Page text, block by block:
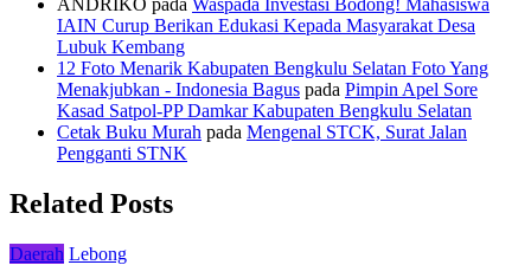
ANDRIKO pada Waspada Investasi Bodong! Mahasiswa
IAIN Curup Berikan Edukasi Kepada Masyarakat Desa
Lubuk Kembang
12 Foto Menarik Kabupaten Bengkulu Selatan Foto Yang
Menakjubkan - Indonesia Bagus pada Pimpin Apel Sore
Kasad Satpol-PP Damkar Kabupaten Bengkulu Selatan
Cetak Buku Murah pada Mengenal STCK, Surat Jalan
Pengganti STNK
Related Posts
Daerah Lebong